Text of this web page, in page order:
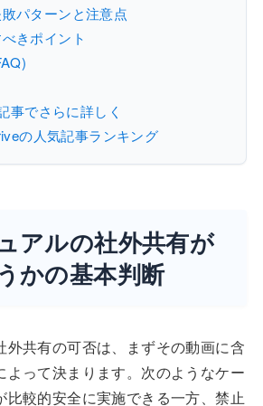
パターンと注意点
きポイント
事でさらに詳しく
の人気記事ランキング
アルの社外共有が
かの基本判断
外共有の可否は、まずその動画に含
よって決まります。次のようなケー
比較的安全に実施できる一方、禁止